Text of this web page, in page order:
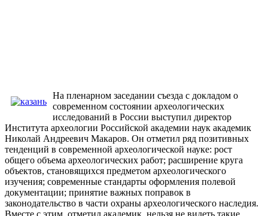
На пленарном заседании съезда с докладом о
современном состоянии археологических
исследований в России выступил директор
Института археологии Российской академии наук академик
Николай Андреевич Макаров. Он отметил ряд позитивных
тенденций в современной археологической науке: рост
общего объема археологических работ; расширение круга
объектов, становящихся предметом археологического
изучения; современные стандарты оформления полевой
документации; принятие важных поправок в
законодательство в части охраны археологического наследия.